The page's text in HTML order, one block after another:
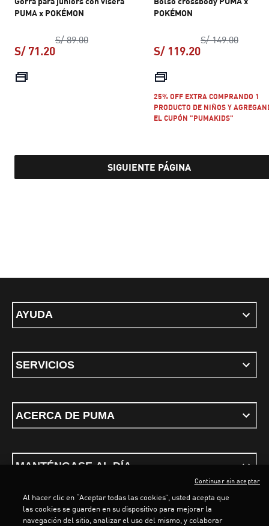
PUMA x POKÉMON
S/ 89.00precio original S/ 89.00
S/ 71.20
POKÉMON
S/ 149.00precio
S/ 119.20
25% OFF EXTRA COMPRANDO 1
PRODUCTO DE NIÑOS Y
EL CUPÓN "PUMAKIDS"
SIGUIENTE PÁGINA
AYUDA
SERVICIOS
ACERCA DE PUMA
MANTÉNGASE AL DÍA
Al hacer clic en “Aceptar todas las cookies”, usted acepta que
las cookies se guarden en su dispositivo para mejorar la
navegación del sitio, analizar el uso del mismo, y colaborar
Continuar sin aceptar